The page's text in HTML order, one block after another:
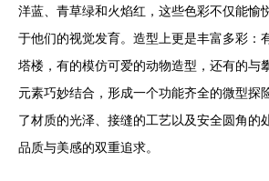
洋蓝、青草绿和火焰红，这些色彩不仅能愉
于他们的视觉发育。造型上更是丰富多彩：
塔楼，有的模仿可爱的动物造型，还有的与
元素巧妙结合，形成一个功能齐全的微型探
了材质的光泽、接缝的工艺以及安全圆角的
品质与美感的双重追求。